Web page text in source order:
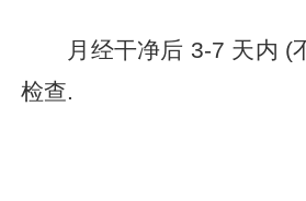
月经干净后 3-7 天内 (
检查.